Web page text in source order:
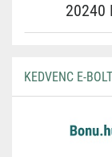
20240
KEDVENC E-